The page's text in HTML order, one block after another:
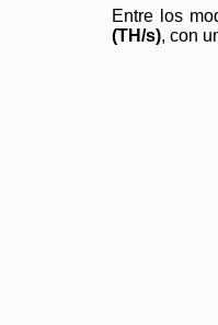
Entre los
(TH/s), con